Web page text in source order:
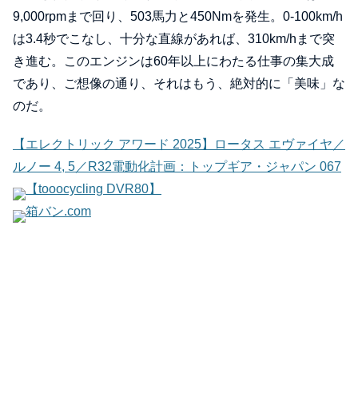
9,000rpmまで回り、503馬力と450Nmを発生。0-100km/h
は3.4秒でこなし、十分な直線があれば、310km/hまで突
き進む。このエンジンは60年以上にわたる仕事の集大成
であり、ご想像の通り、それはもう、絶対的に「美味」な
のだ。
【エレクトリック アワード 2025】ロータス エヴァイヤ／
ルノー 4, 5／R32電動化計画：トップギア・ジャパン 067
【tooocycling DVR80】
箱バン.com